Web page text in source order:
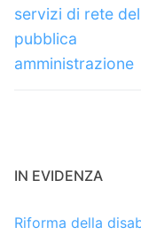
servizi di rete
pubblica
amministrazione
IN EVIDENZA
Riforma della